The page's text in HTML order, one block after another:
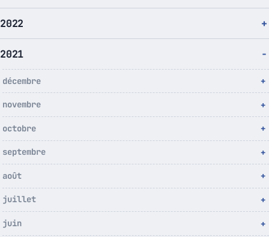
2022
2021
décembre
novembre
octobre
septembre
août
juillet
juin